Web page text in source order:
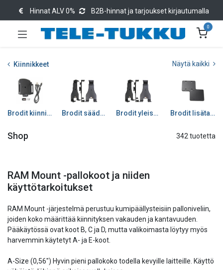
Hinnat ALV 0% B2B-hinnat ja tarjoukset kirjautumalla
0
Kiinnikkeet Näytä kaikki
Brodit kiinnikkeet (merkki-/mallikohtaiset) Brodit säädettävät laitekiinnikkeet Brodit yleiskiinnikkeet Brodit lisätarvikkeet
Shop 342 tuotetta
RAM Mount -pallokoot ja niiden
käyttötarkoitukset
RAM Mount -järjestelmä perustuu kumipäällysteisiin palloniveliin,
joiden koko määrittää kiinnityksen vakauden ja kantavuuden.
Pääkäytössä ovat koot B, C ja D, mutta valikoimasta löytyy myös
harvemmin käytetyt A- ja E-koot.
A-Size (0,56") Hyvin pieni pallokoko todella kevyille laitteille. Käyttö